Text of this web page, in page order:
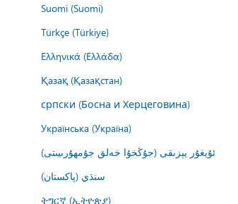
Suomi (Suomi)
Türkçe (Türkiye)
Ελληνικά (Ελλάδα)
Қазақ (Қазақстан)
српски (Босна и Херцеговина)
Українська (Україна)
ئۇيغۇر يېزىقى (جۇڭخۇا خەلق جۇمھۇرىيىتى)
سنڌي (پاکستان)
ትግርኛ (ኢትዮጵያ)